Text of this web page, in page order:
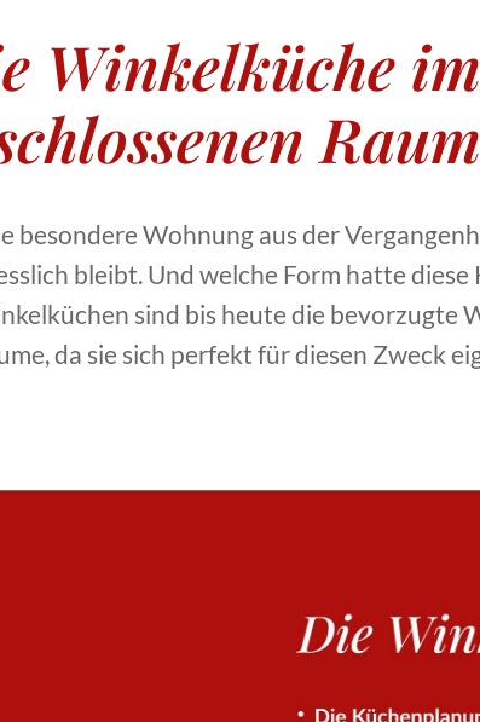
Winkelküche im
Raum
besondere Wohnung aus der
bleibt. Und welche Form hatte diese
sind bis heute die bevorzugte
da sie sich perfekt für diesen Zweck